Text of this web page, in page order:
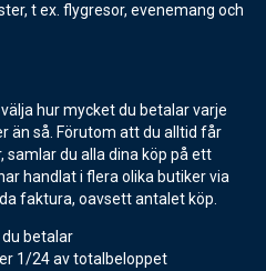
t ex. flygresor, evenemang och
hur mycket du betalar varje
än så. Förutom att du alltid får
samlar du alla dina köp på ett
handlat i flera olika butiker via
faktura, oavsett antalet köp.
du betalar
1/24 av totalbeloppet